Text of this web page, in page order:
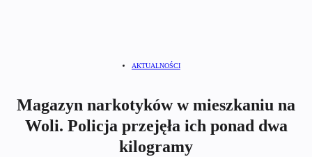
AKTUALNOŚCI
Magazyn narkotyków w mieszkaniu na
Woli. Policja przejęła ich ponad dwa
kilogramy